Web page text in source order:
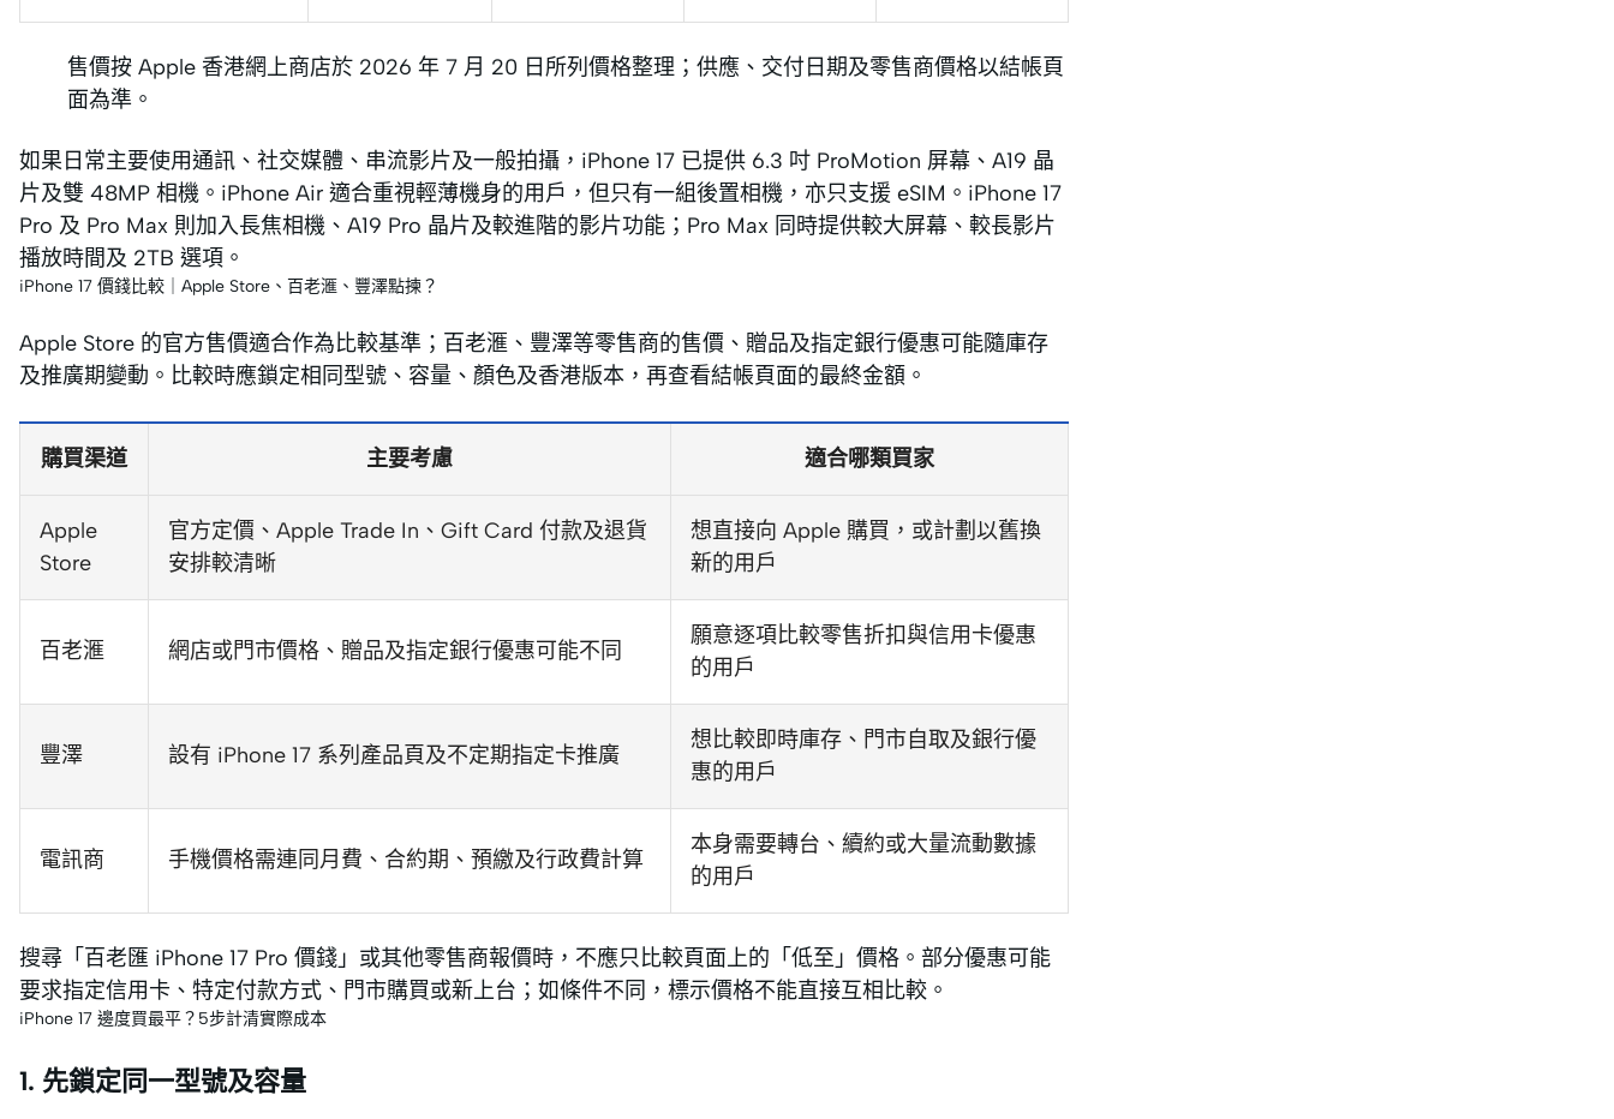
售價按 Apple 香港網上商店於 2026 年 7 月 20 日所列價格整理；供應、交付日期及零售商價格以結帳頁
面為準。
如果日常主要使用通訊、社交媒體、串流影片及一般拍攝，iPhone 17 已提供 6.3 吋 ProMotion 屏幕、A19 晶
片及雙 48MP 相機。iPhone Air 適合重視輕薄機身的用戶，但只有一組後置相機，亦只支援 eSIM。iPhone 17
Pro 及 Pro Max 則加入長焦相機、A19 Pro 晶片及較進階的影片功能；Pro Max 同時提供較大屏幕、較長影片
播放時間及 2TB 選項。
iPhone 17 價錢比較｜Apple Store、百老滙、豐澤點揀？
Apple Store 的官方售價適合作為比較基準；百老滙、豐澤等零售商的售價、贈品及指定銀行優惠可能隨庫存
及推廣期變動。比較時應鎖定相同型號、容量、顏色及香港版本，再查看結帳頁面的最終金額。
購買渠道 主要考慮 適合哪類買家
Apple
Store
官方定價、Apple Trade In、Gift Card 付款及退貨
安排較清晰
想直接向 Apple 購買，或計劃以舊換
新的用戶
百老滙 網店或門市價格、贈品及指定銀行優惠可能不同
願意逐項比較零售折扣與信用卡優惠
的用戶
豐澤 設有 iPhone 17 系列產品頁及不定期指定卡推廣
想比較即時庫存、門市自取及銀行優
惠的用戶
電訊商 手機價格需連同月費、合約期、預繳及行政費計算
本身需要轉台、續約或大量流動數據
的用戶
搜尋「百老匯 iPhone 17 Pro 價錢」或其他零售商報價時，不應只比較頁面上的「低至」價格。部分優惠可能
要求指定信用卡、特定付款方式、門市購買或新上台；如條件不同，標示價格不能直接互相比較。
iPhone 17 邊度買最平？5步計清實際成本
1. 先鎖定同一型號及容量